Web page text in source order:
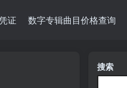
证 数字专辑曲目价格查询
搜索